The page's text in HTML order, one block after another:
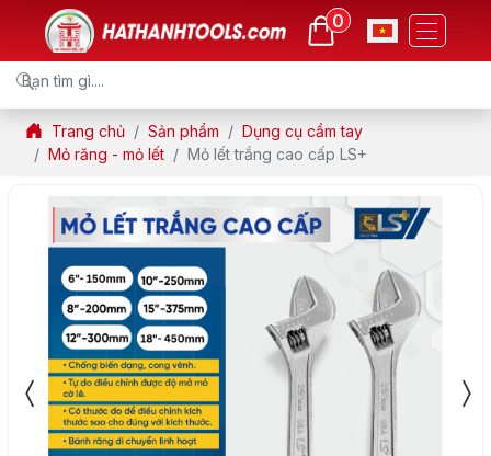
0
Trang chủ Sản phẩm
Dụng cụ cầm tay
Mỏ răng - mỏ lết
Mỏ lết trắng cao cấp LS+